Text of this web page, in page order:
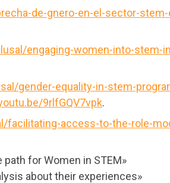
de-gnero-en-el-sector-stem-
engaging-women-into-stem-
gender-equality-in-stem-
9rlfGQV7vpk.
facilitating-access-to-the-role-
path for Women in STEM»
about their experiences»